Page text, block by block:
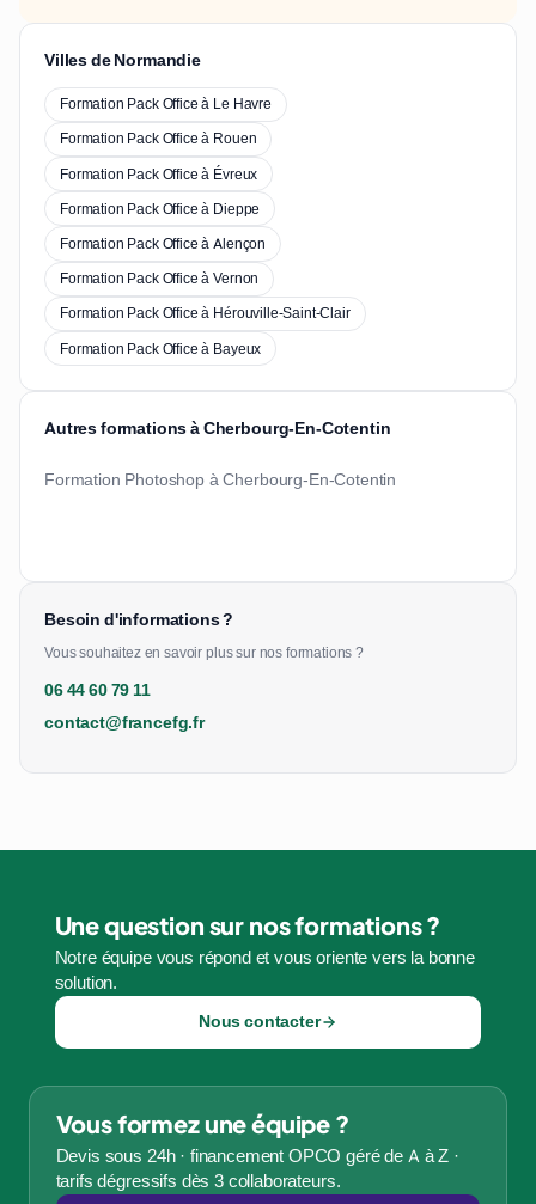
Villes de Normandie
Formation Pack Office à Le Havre
Formation Pack Office à Rouen
Formation Pack Office à Évreux
Formation Pack Office à Dieppe
Formation Pack Office à Alençon
Formation Pack Office à Vernon
Formation Pack Office à Hérouville-Saint-Clair
Formation Pack Office à Bayeux
Autres formations à Cherbourg-En-Cotentin
Formation Photoshop à Cherbourg-En-Cotentin
Besoin d'informations ?
Vous souhaitez en savoir plus sur nos formations ?
06 44 60 79 11
contact@francefg.fr
Une question sur nos formations ?
Notre équipe vous répond et vous oriente vers la bonne
solution.
Nous contacter
Vous formez une équipe ?
Devis sous 24h · financement OPCO géré de A à Z ·
tarifs dégressifs dès 3 collaborateurs.